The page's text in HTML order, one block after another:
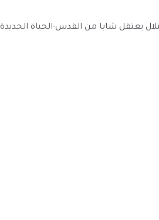
يعتقل شابا من القدس-الحياة الجديدة